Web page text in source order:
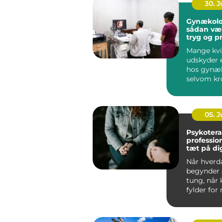
30.
sådan
tryg og
Mange
udskyder
hos
selvom
noget er...
05.
tæt på
Når
begynder
tung, når
fylder for
spænd...